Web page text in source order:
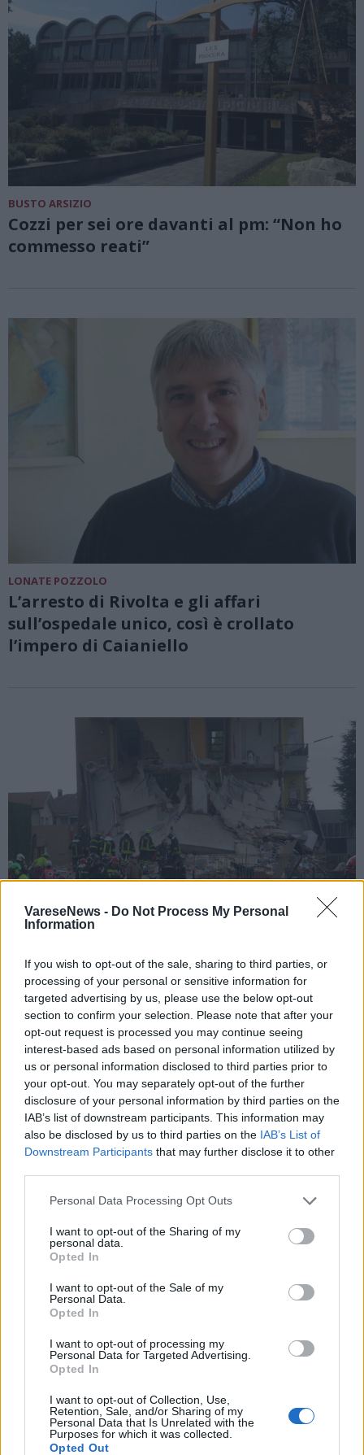
VareseNews - Do Not Process My Personal
Information
If you wish to opt-out of the sale, sharing to third parties, or
processing of your personal or sensitive information for
targeted advertising by us, please use the below opt-out
section to confirm your selection. Please note that after your
opt-out request is processed you may continue seeing
interest-based ads based on personal information utilized by
us or personal information disclosed to third parties prior to
your opt-out. You may separately opt-out of the further
disclosure of your personal information by third parties on the
IAB’s list of downstream participants. This information may
also be disclosed by us to third parties on the IAB’s List of
Downstream Participants that may further disclose it to other
Personal Data Processing Opt Outs
I want to opt-out of the Sharing of my
personal data.
Opted In
I want to opt-out of the Sale of my
Personal Data.
Opted In
I want to opt-out of processing my
Personal Data for Targeted Advertising.
Opted In
I want to opt-out of Collection, Use,
Retention, Sale, and/or Sharing of my
Personal Data that Is Unrelated with the
Purposes for which it was collected.
Opted Out
BUSTO ARSIZIO
Cozzi per sei ore davanti al pm: “Non ho
commesso reati”
LONATE POZZOLO
L’arresto di Rivolta e gli affari
sull’ospedale unico, così è crollato
l’impero di Caianiello
RESCALDINA
Esplosione di Rescaldina, un tubo del gas
era stato manomesso
Esplosione a Rescaldina: i danni e i soccorsi
Esplosione a Rescaldina
“Mi avevano tolto la libertà ma non la
voglia di fare impresa”